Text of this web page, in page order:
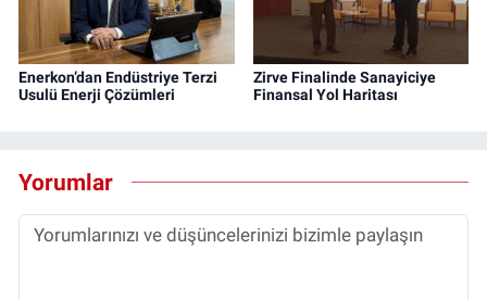
Enerkon’dan Endüstriye Terzi
Usulü Enerji Çözümleri
Zirve Finalinde Sanayiciye
Finansal Yol Haritası
Yorumlar